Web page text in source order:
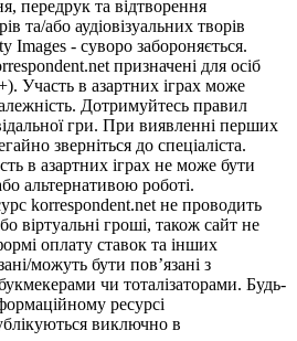
передрук та відтворення
та/або аудіовізуальних творів
Images - суворо забороняється.
призначені для осіб
Участь в азартних іграх може
Дотримуйтесь правил
гри. При виявленні перших
зверніться до спеціаліста.
в азартних іграх не може бути
альтернативою роботі.
korrespondent.net не проводить
віртуальні гроші, також сайт не
оплату ставок та інших
можуть бути пов’язані з
чи тоталізаторами. Будь-
ресурсі
виключно в